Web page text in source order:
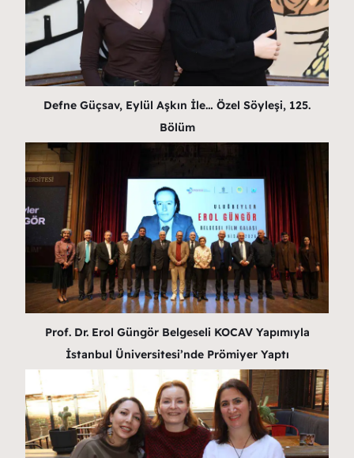
Defne Güçsav, Eylül Aşkın İle… Özel Söyleşi, 125.
Bölüm
Prof. Dr. Erol Güngör Belgeseli KOCAV Yapımıyla
İstanbul Üniversitesi’nde Prömiyer Yaptı